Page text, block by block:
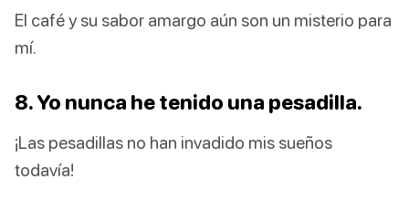
El café y su sabor amargo aún son un misterio para
mí.
8. Yo nunca he tenido una pesadilla.
¡Las pesadillas no han invadido mis sueños
todavía!